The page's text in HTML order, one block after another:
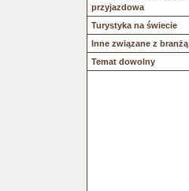
przyjazdowa
Turystyka na świecie
Inne związane z branżą
Temat dowolny